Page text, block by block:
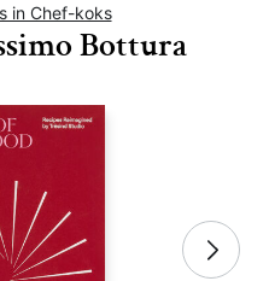
in Chef-koks
Bottura